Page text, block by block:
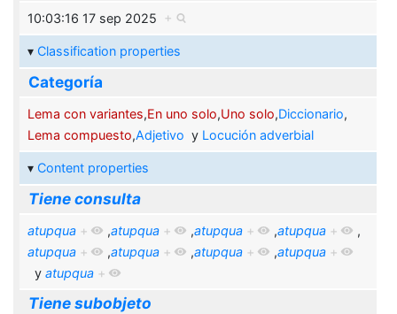
10:03:16 17 sep 2025 +
Classification properties
Categoría
Lema con variantes,En uno solo,Uno solo,Diccionario,
Lema compuesto,Adjetivo y Locución adverbial
Content properties
Tiene consulta
atupqua + ,atupqua + ,atupqua + ,atupqua +
,
atupqua + ,atupqua + ,atupqua + ,atupqua +
y atupqua +
Tiene subobjeto